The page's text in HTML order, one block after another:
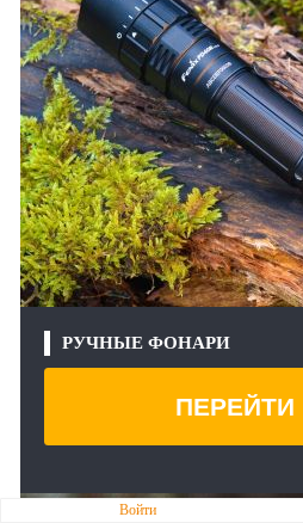
Войти
РУЧНЫЕ ФОНАРИ
ПЕРЕЙТИ